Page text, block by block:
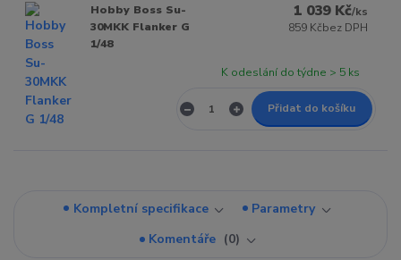
Hobby Boss Su-
30MKK Flanker G
1/48
1 039 Kč/ks
859 Kčbez DPH
K odeslání do týdne > 5 ks
Přidat do košíku
Kompletní specifikace
Parametry
Komentáře
0